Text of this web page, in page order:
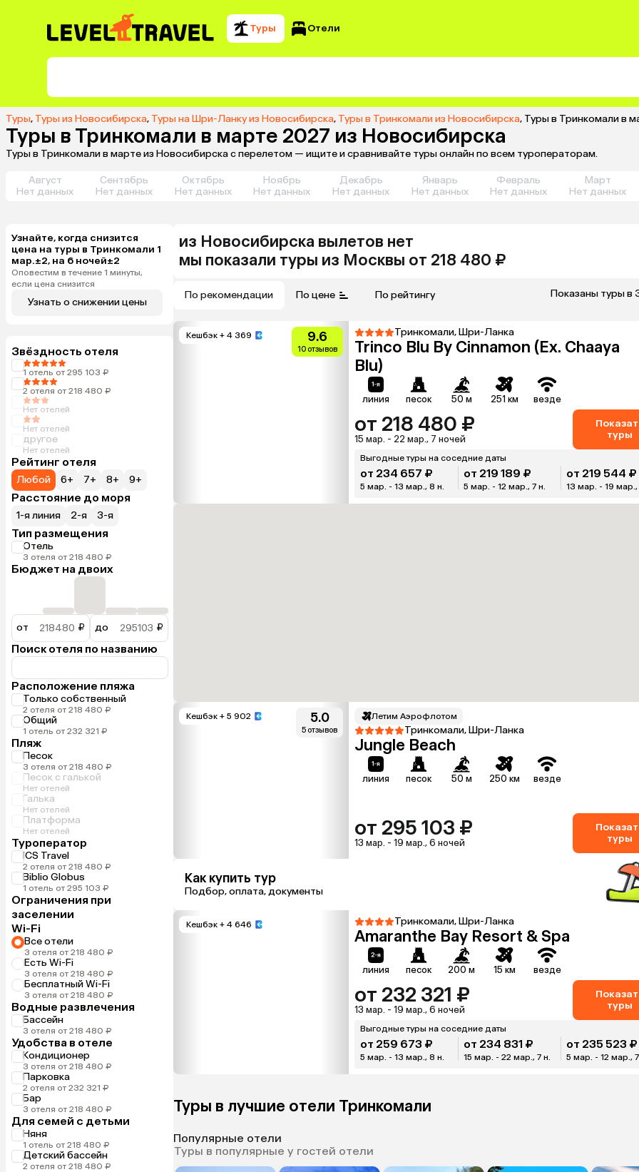
Туры Отели
Туры, Туры из Новосибирска, Туры на Шри-Ланку из Новосибирска, Туры в Тринкомали из Новосибирска, Туры в Тринкомали в
Туры в Тринкомали в марте 2027 из Новосибирска
Туры в Тринкомали в марте из Новосибирска с перелетом — ищите и сравнивайте туры онлайн по всем туроператорам.
Август
Нет данных
Сентябрь
Нет данных
Октябрь
Нет данных
Ноябрь
Нет данных
Декабрь
Нет данных
Январь
Нет данных
Февраль
Нет данных
Март
Нет данных
Узнайте, когда снизится
цена на туры в Тринкомали 1
мар.±2, на 6 ночей±2
Оповестим в течение 1 минуты,
если цена снизится
Узнать о снижении цены
Звёздность отеля
1 отель от 295 103 ₽
2 отеля от 218 480 ₽
Нет отелей
Нет отелей
другое
Нет отелей
Рейтинг отеля
Любой 6+ 7+ 8+ 9+
Расстояние до моря
1-я линия 2-я 3-я
Тип размещения
Отель
3 отеля от 218 480 ₽
Бюджет на двоих
от ₽ до ₽
Поиск отеля по названию
Расположение пляжа
Только собственный
2 отеля от 218 480 ₽
Общий
1 отель от 232 321 ₽
Пляж
Песок
3 отеля от 218 480 ₽
Песок с галькой
Нет отелей
Галька
Нет отелей
Платформа
Нет отелей
Туроператор
ICS Travel
2 отеля от 218 480 ₽
Biblio Globus
1 отель от 295 103 ₽
Ограничения при
заселении
Wi-Fi
Все отели
3 отеля от 218 480 ₽
Есть Wi-Fi
3 отеля от 218 480 ₽
Бесплатный Wi-Fi
3 отеля от 218 480 ₽
Водные развлечения
Бассейн
3 отеля от 218 480 ₽
Удобства в отеле
Кондиционер
3 отеля от 218 480 ₽
Парковка
2 отеля от 232 321 ₽
Бар
3 отеля от 218 480 ₽
Для семей с детьми
Няня
1 отель от 218 480 ₽
Детский бассейн
2 отеля от 218 480 ₽
из Новосибирска вылетов нет
мы показали туры из Москвы от 218 480 ₽
По рекомендации По цене По рейтингу Показаны туры в
Кешбэк + 4 369 9.6
10 отзывов
Тринкомали, Шри-Ланка
Trinco Blu By Cinnamon (Ex. Chaaya
Blu)
линия песок 50 м 251 км везде
от 218 480 ₽
15 мар. - 22 мар., 7 ночей
туры
Выгодные туры на соседние даты
от 234 657 ₽
5 мар. - 13 мар., 8 н.
от 219 189 ₽
5 мар. - 12 мар., 7 н.
от 219 544 ₽
13 мар. - 19
Кешбэк + 5 902 5.0
5 отзывов
Летим Аэрофлотом
Тринкомали, Шри-Ланка
Jungle Beach
линия песок 50 м 250 км везде
от 295 103 ₽
13 мар. - 19 мар., 6 ночей
туры
Как купить тур
Подбор, оплата, документы
Кешбэк + 4 646 Тринкомали, Шри-Ланка
Amaranthe Bay Resort & Spa
линия песок 200 м 15 км везде
от 232 321 ₽
13 мар. - 19 мар., 6 ночей
туры
Выгодные туры на соседние даты
от 259 673 ₽
5 мар. - 13 мар., 8 н.
от 234 831 ₽
15 мар. - 22 мар., 7 н.
от 235 523 ₽
5 мар. - 12 мар.,
Туры в лучшие отели Тринкомали
Популярные отели
Туры в популярные у гостей отели